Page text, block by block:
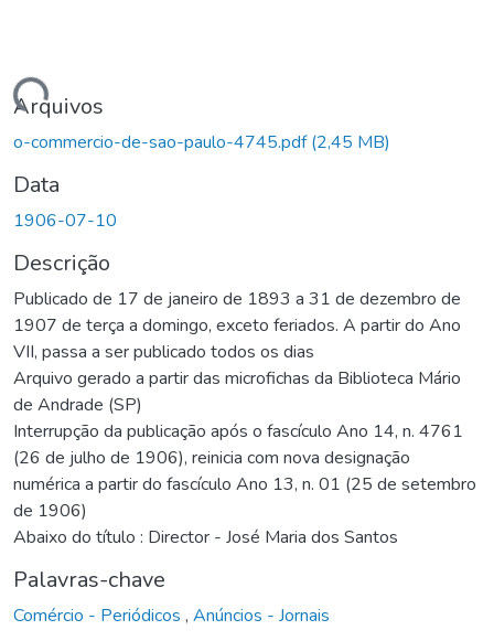
Arquivos
o-commercio-de-sao-paulo-4745.pdf(2,45 MB)
Data
1906-07-10
Descrição
Publicado de 17 de janeiro de 1893 a 31 de dezembro de
1907 de terça a domingo, exceto feriados. A partir do Ano
VII, passa a ser publicado todos os dias
Arquivo gerado a partir das microfichas da Biblioteca Mário
de Andrade (SP)
Interrupção da publicação após o fascículo Ano 14, n. 4761
(26 de julho de 1906), reinicia com nova designação
numérica a partir do fascículo Ano 13, n. 01 (25 de setembro
de 1906)
Abaixo do título : Director - José Maria dos Santos
Palavras-chave
Comércio - Periódicos , Anúncios - Jornais